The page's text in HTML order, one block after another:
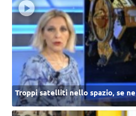
Troppi satelliti nello spazio, se